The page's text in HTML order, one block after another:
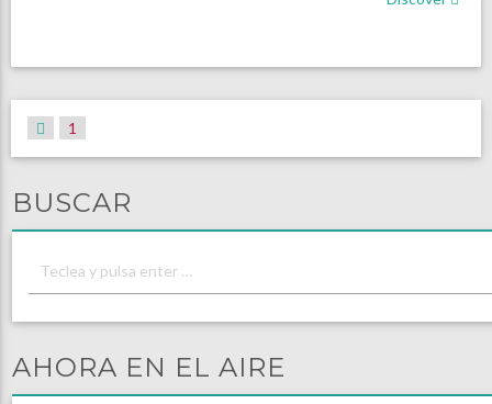
1
BUSCAR
AHORA EN EL AIRE